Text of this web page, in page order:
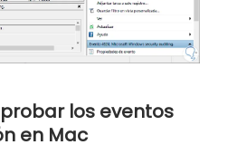
los eventos
en Mac